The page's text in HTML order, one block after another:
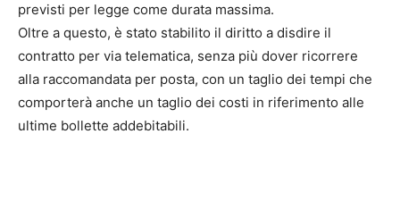
previsti per legge come durata massima.
Oltre a questo, è stato stabilito il diritto a disdire il
contratto per via telematica, senza più dover ricorrere
alla raccomandata per posta, con un taglio dei tempi che
comporterà anche un taglio dei costi in riferimento alle
ultime bollette addebitabili.